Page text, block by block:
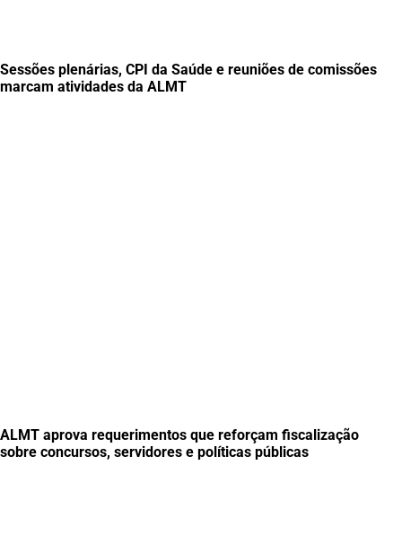
Sessões plenárias, CPI da Saúde e reuniões de comissões
marcam atividades da ALMT
ALMT aprova requerimentos que reforçam fiscalização
sobre concursos, servidores e políticas públicas